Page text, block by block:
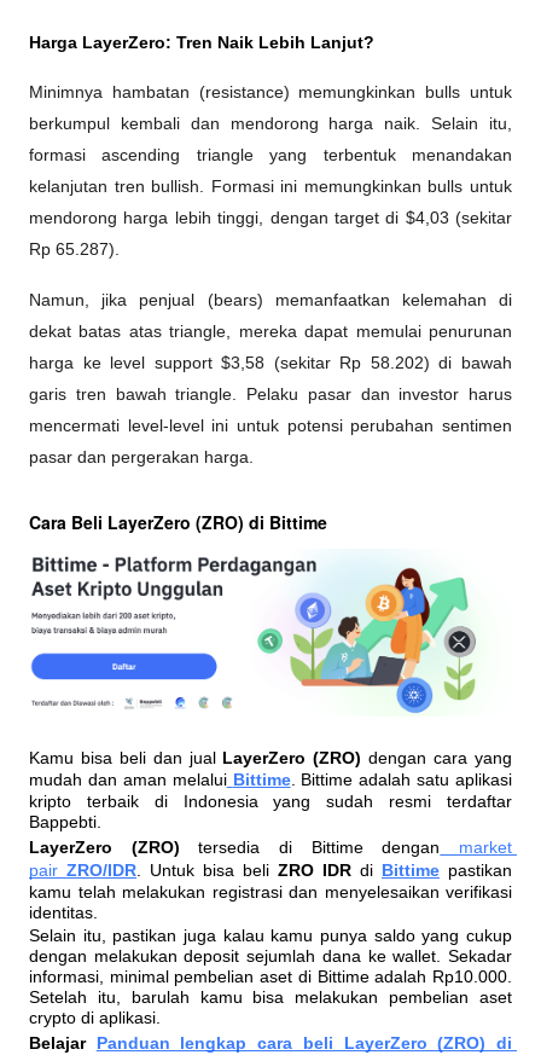
Harga LayerZero: Tren Naik Lebih Lanjut?
Minimnya hambatan (resistance) memungkinkan bulls untuk
berkumpul kembali dan mendorong harga naik. Selain itu,
formasi ascending triangle yang terbentuk menandakan
kelanjutan tren bullish. Formasi ini memungkinkan bulls untuk
mendorong harga lebih tinggi, dengan target di $4,03 (sekitar
Rp 65.287).
Namun, jika penjual (bears) memanfaatkan kelemahan di
dekat batas atas triangle, mereka dapat memulai penurunan
harga ke level support $3,58 (sekitar Rp 58.202) di bawah
garis tren bawah triangle. Pelaku pasar dan investor harus
mencermati level-level ini untuk potensi perubahan sentimen
pasar dan pergerakan harga.
Cara Beli LayerZero (ZRO) di Bittime
Kamu bisa beli dan jual LayerZero (ZRO) dengan cara yang
mudah dan aman melalui Bittime. Bittime adalah satu aplikasi
kripto terbaik di Indonesia yang sudah resmi terdaftar
Bappebti.
LayerZero (ZRO) tersedia di Bittime dengan market
pair ZRO/IDR . Untuk bisa beli ZRO IDR di Bittime pastikan
kamu telah melakukan registrasi dan menyelesaikan verifikasi
identitas.
Selain itu, pastikan juga kalau kamu punya saldo yang cukup
dengan melakukan deposit sejumlah dana ke wallet. Sekadar
informasi, minimal pembelian aset di Bittime adalah Rp10.000.
Setelah itu, barulah kamu bisa melakukan pembelian aset
crypto di aplikasi.
Belajar
Panduan lengkap cara beli LayerZero (ZRO) di